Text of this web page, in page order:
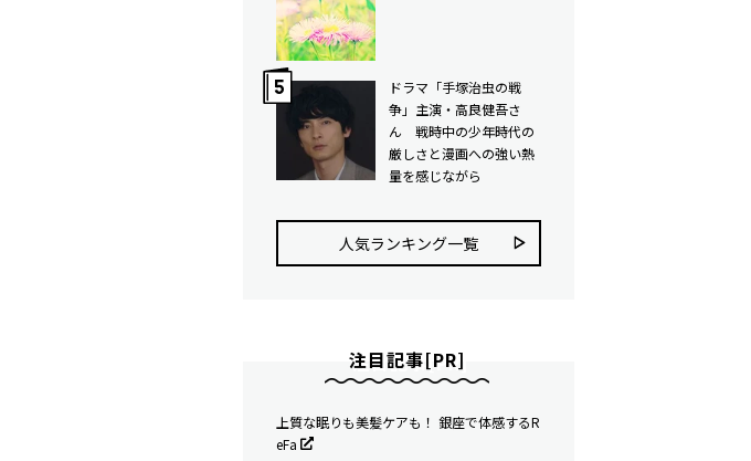
ドラマ「手塚治虫の戦
争」主演・高良健吾さ
ん 戦時中の少年時代の
厳しさと漫画への強い熱
量を感じながら
人気ランキング⼀覧
注目記事[PR]
上質な眠りも美髪ケアも！ 銀座で体感するR
eFa